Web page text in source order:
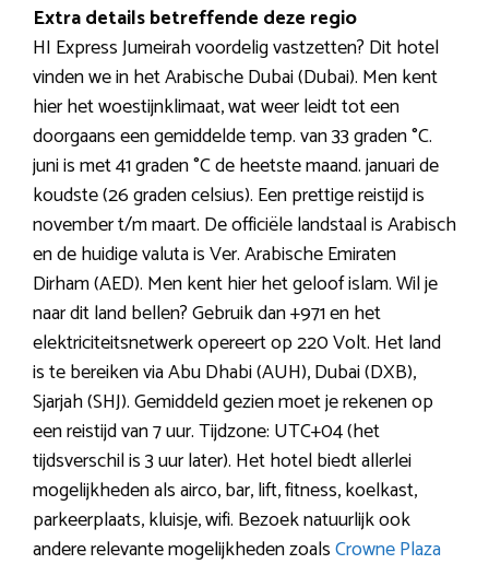
Extra details betreffende deze regio
HI Express Jumeirah voordelig vastzetten? Dit hotel
vinden we in het Arabische Dubai (Dubai). Men kent
hier het woestijnklimaat, wat weer leidt tot een
doorgaans een gemiddelde temp. van 33 graden °C.
juni is met 41 graden °C de heetste maand. januari de
koudste (26 graden celsius). Een prettige reistijd is
november t/m maart. De officiële landstaal is Arabisch
en de huidige valuta is Ver. Arabische Emiraten
Dirham (AED). Men kent hier het geloof islam. Wil je
naar dit land bellen? Gebruik dan +971 en het
elektriciteitsnetwerk opereert op 220 Volt. Het land
is te bereiken via Abu Dhabi (AUH), Dubai (DXB),
Sjarjah (SHJ). Gemiddeld gezien moet je rekenen op
een reistijd van 7 uur. Tijdzone: UTC+04 (het
tijdsverschil is 3 uur later). Het hotel biedt allerlei
mogelijkheden als airco, bar, lift, fitness, koelkast,
parkeerplaats, kluisje, wifi. Bezoek natuurlijk ook
andere relevante mogelijkheden zoalsCrowne Plaza